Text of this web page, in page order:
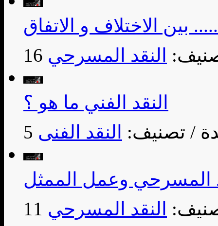
الاختلاف و الاتفاق
النقد المسرحي
النقد الفني ما هو ؟
/ تصنيف:
النقد الفنى
المسرحي وعمل الممثل
النقد المسرحي